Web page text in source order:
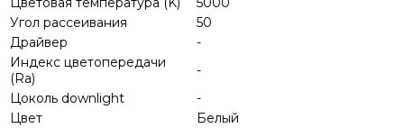
Угол рассеивания
50
Драйвер
-
Индекс цветопередачи
(Ra)
-
Цоколь downlight
-
Цвет
Белый